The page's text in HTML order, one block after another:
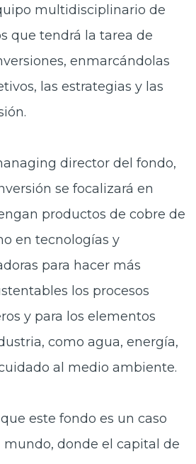
multidisciplinario de
que tendrá la tarea de
enmarcándolas
las estrategias y las
director del fondo,
se focalizará en
productos de cobre de
en tecnologías y
para hacer más
los procesos
y para los elementos
como agua, energía,
al medio ambiente.
este fondo es un caso
mundo, donde el capital de